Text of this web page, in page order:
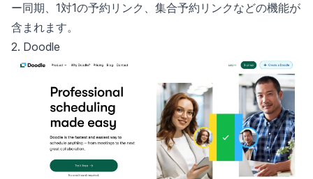
ー同期、1対1の予約リンク、集合予約リンクなどの機能が
含まれます。
2. Doodle